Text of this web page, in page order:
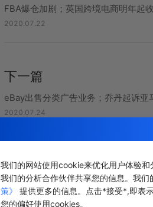
我们的网站使用cookie来优化用户体验和
我们的分析合作伙伴共享您的信息。我们
策》
提供更多的信息。点击*接受*,即表
您的偏好使用cookies。
2020.07.22
下一篇
2020.07.24
相关推荐